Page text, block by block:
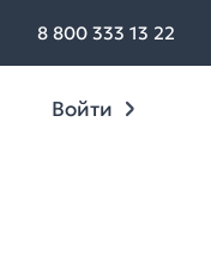
8 800 333 13 22
Войти